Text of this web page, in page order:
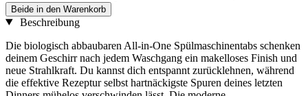
Beide in den Warenkorb
Beschreibung
Die biologisch abbaubaren All-in-One Spülmaschinentabs schenken
deinem Geschirr nach jedem Waschgang ein makelloses Finish und
neue Strahlkraft. Du kannst dich entspannt zurücklehnen, während
die effektive Rezeptur selbst hartnäckigste Spuren deines letzten